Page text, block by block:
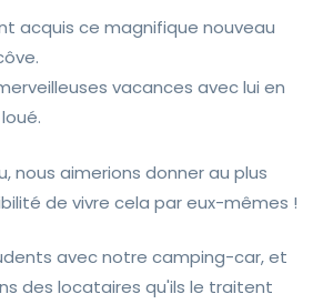
acquis ce magnifique nouveau
vacances avec lui en
nous aimerions donner au plus
de vivre cela par eux-mêmes !
avec notre camping-car, et
des locataires qu'ils le traitent